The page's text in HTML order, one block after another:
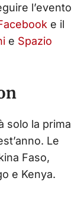
l’evento
e il
e Spazio
solo la prima
Le
Faso,
e Kenya.